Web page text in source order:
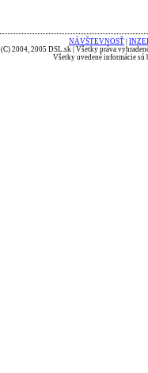
NÁVŠTEVNOSŤ
(C) 2004, 2005 DSL.sk | Všetky práva
Všetky uvedené informácie sú